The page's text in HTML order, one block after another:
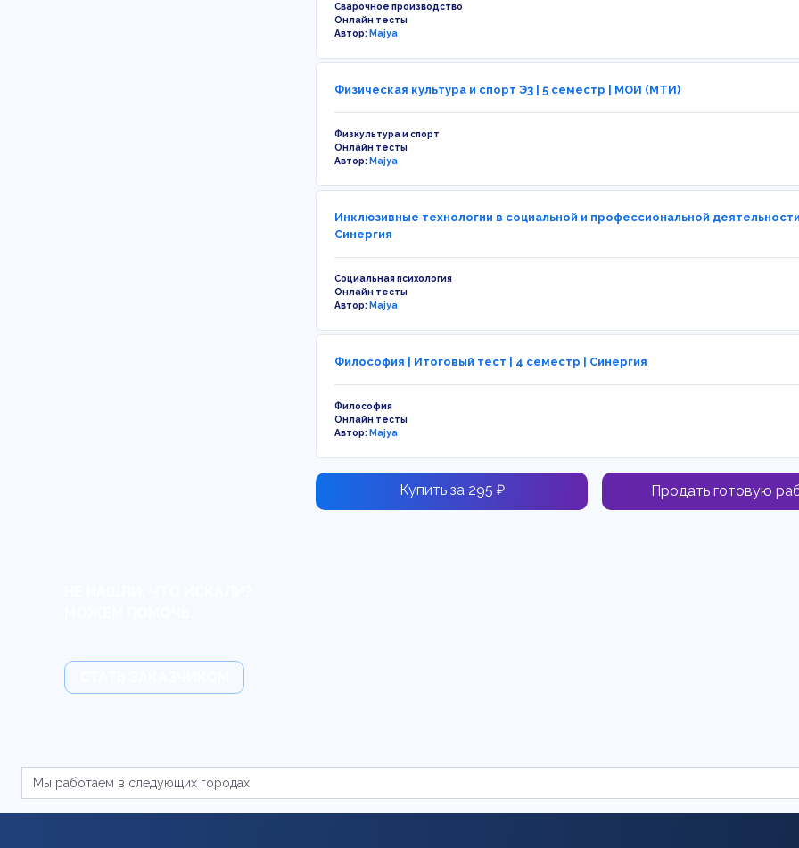
Сварочное производство
Онлайн тесты
Автор:Majya
Физическая культура и спорт Э3 | 5 семестр | МОИ (МТИ)
Физкультура и спорт
Онлайн тесты
Автор:Majya
Инклюзивные технологии в социальной и профессиональной
Синергия
Социальная психология
Онлайн тесты
Автор:Majya
Философия | Итоговый тест | 4 семестр | Синергия
Философия
Онлайн тесты
Автор:Majya
Купить за 295 ₽ Продать готовую